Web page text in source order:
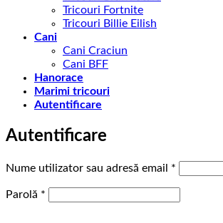
Tricouri Fortnite
Tricouri Billie Eilish
Cani
Cani Craciun
Cani BFF
Hanorace
Marimi tricouri
Autentificare
Autentificare
Nume utilizator sau adresă email *
Parolă *